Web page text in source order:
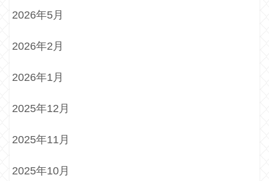
2026年5月
2026年2月
2026年1月
2025年12月
2025年11月
2025年10月